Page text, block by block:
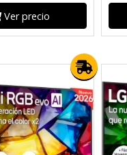
Ver precio